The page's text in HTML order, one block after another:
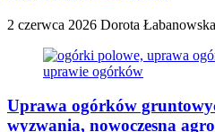
2 czerwca 2026 Dorota
Uprawa ogórków
wyzwania, nowoczesna